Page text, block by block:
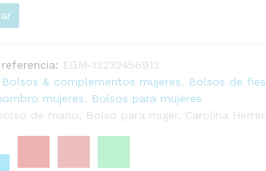
EGM-13232456913
Bolsos & complementos mujeres
Bolsos de
mujeres
Bolsos para mujeres
de mano Bolso para mujer, Carolina